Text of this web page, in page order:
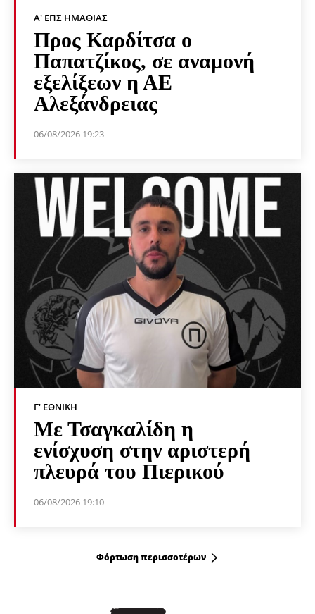
Α' ΕΠΣ ΗΜΑΘΊΑΣ
Προς Καρδίτσα ο
Παπατζίκος, σε αναμονή
εξελίξεων η ΑΕ
Αλεξάνδρειας
06/08/2026 19:23
Γ' ΕΘΝΙΚΉ
Με Τσαγκαλίδη η
ενίσχυση στην αριστερή
πλευρά του Πιερικού
06/08/2026 19:10
Φόρτωση περισσοτέρων